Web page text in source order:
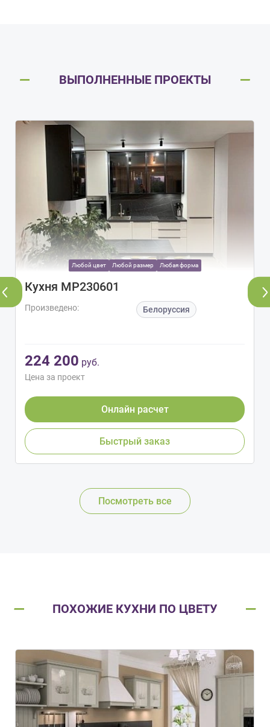
ВЫПОЛНЕННЫЕ ПРОЕКТЫ
Любой цвет Любой размер Любая форма
Кухня МР230601
Произведено: Белоруссия
224 200 руб.
Цена за проект
Онлайн расчет
Быстрый заказ
Посмотреть все
ПОХОЖИЕ КУХНИ ПО ЦВЕТУ